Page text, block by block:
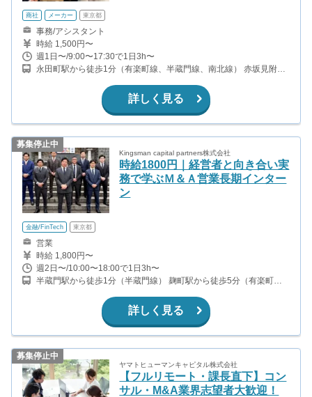
商社 メーカー 東京都
事務/アシスタント
時給 1,500円〜
週1日〜/9:00〜17:30で1日3h〜
永田町駅から徒歩1分（有楽町線、半蔵門線、南北線） 赤坂見附駅
（千代田線、丸ノ内線） 溜池山王駅から徒歩10分（銀座線、南北
詳しく見る
募集停止中
Kingsman capital partners株式会社
時給1800円｜経営者と向き合い実
務で学ぶＭ＆Ａ営業長期インター
ン
金融/FinTech 東京都
営業
時給 1,800円〜
週2日〜/10:00〜18:00で1日3h〜
半蔵門駅から徒歩1分（半蔵門線） 麹町駅から徒歩5分（有楽町
へ移転致します！ 移転後の快適なオフィスでインターン勤務を開始
詳しく見る
募集停止中
ヤマトヒューマンキャピタル株式会社
【フルリモート・課長直下】コン
サル・M&A業界志望者大歓迎！